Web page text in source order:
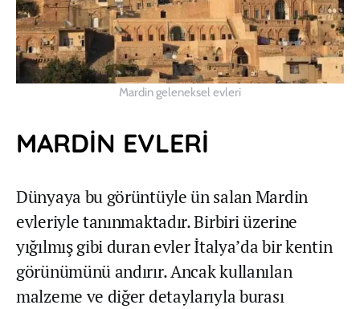
Mardin geleneksel evleri
MARDİN EVLERİ
Dünyaya bu görüntüyle ün salan Mardin
evleriyle tanınmaktadır. Birbiri üzerine
yığılmış gibi duran evler İtalya’da bir kentin
görünümünü andırır. Ancak kullanılan
malzeme ve diğer detaylarıyla burası